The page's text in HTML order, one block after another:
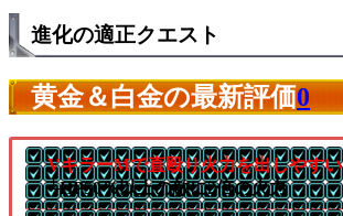
進化の適正クエスト
黄金＆白金の最新評価0
VキラーMで直殴り火力を出しやすい
└HP50％以上の敵に2倍の火力